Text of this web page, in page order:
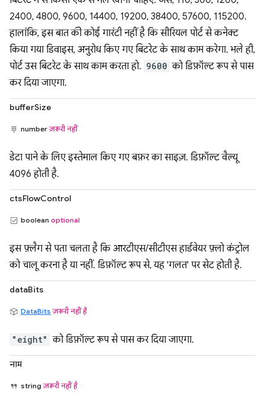
2400, 4800, 9600, 14400, 19200, 38400, 57600, 115200.
हालांकि, इस बात की कोई गारंटी नहीं है कि सीरियल पोर्ट से कनेक्ट
किया गया डिवाइस, अनुरोध किए गए बिटरेट के साथ काम करेगा. भले ही,
पोर्ट उस बिटरेट के साथ काम करता हो. 9600 को डिफ़ॉल्ट रूप से पास
कर दिया जाएगा.
bufferSize
numberज़रूरी नहीं
डेटा पाने के लिए इस्तेमाल किए गए बफ़र का साइज़. डिफ़ॉल्ट वैल्यू
4096 होती है.
ctsFlowControl
boolean optional
इस फ़्लैग से पता चलता है कि आरटीएस/सीटीएस हार्डवेयर फ़्लो कंट्रोल
को चालू करना है या नहीं. डिफ़ॉल्ट रूप से, यह 'गलत' पर सेट होती है.
dataBits
DataBits ज़रूरी नहीं है
"eight" को डिफ़ॉल्ट रूप से पास कर दिया जाएगा.
नाम
stringज़रूरी नहीं है